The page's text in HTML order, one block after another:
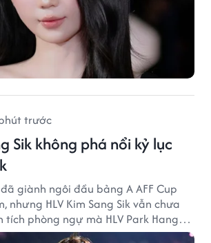
trước
Sik không phá nổi kỷ lục
giành ngôi đầu bảng A AFF Cup
nhưng HLV Kim Sang Sik vẫn chưa
phòng ngự mà HLV Park Hang